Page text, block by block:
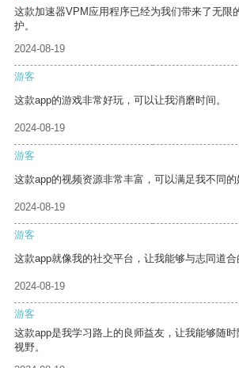
这款加速器VPM应用程序已经为我们带来了无限
护。
2024-08-19
游客
这款app的游戏非常好玩，可以让我消磨时间。
2024-08-19
游客
这款app的视频资源非常丰富，可以满足我不同的
2024-08-19
游客
这款app就像我的社交平台，让我能够与志同道合
2024-08-19
游客
这款app是我学习路上的良师益友，让我能够随
视野。